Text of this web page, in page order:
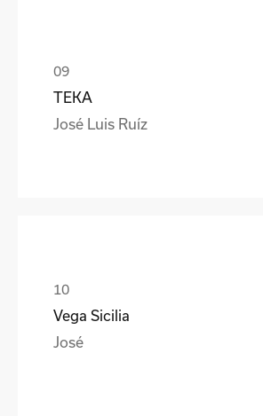
TEKA
José Luis Ruíz
Vega Sicilia
José